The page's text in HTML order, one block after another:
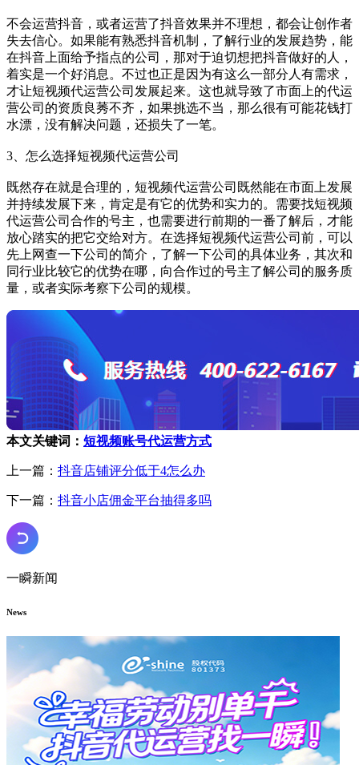
不会运营抖音，或者运营了抖音效果并不理想，都会让创作者
失去信心。如果能有熟悉抖音机制，了解行业的发展趋势，能
在抖音上面给予指点的公司，那对于迫切想把抖音做好的人，
着实是一个好消息。不过也正是因为有这么一部分人有需求，
才让短视频代运营公司发展起来。这也就导致了市面上的代运
营公司的资质良莠不齐，如果挑选不当，那么很有可能花钱打
水漂，没有解决问题，还损失了一笔。
3、怎么选择短视频代运营公司
既然存在就是合理的，短视频代运营公司既然能在市面上发展
并持续发展下来，肯定是有它的优势和实力的。需要找短视频
代运营公司合作的号主，也需要进行前期的一番了解后，才能
放心踏实的把它交给对方。在选择短视频代运营公司前，可以
先上网查一下公司的简介，了解一下公司的具体业务，其次和
同行业比较它的优势在哪，向合作过的号主了解公司的服务质
量，或者实际考察下公司的规模。
本文关键词： 短视频账号代运营方式
上一篇： 抖音店铺评分低于4怎么办
下一篇： 抖音小店佣金平台抽得多吗
一瞬新闻
News